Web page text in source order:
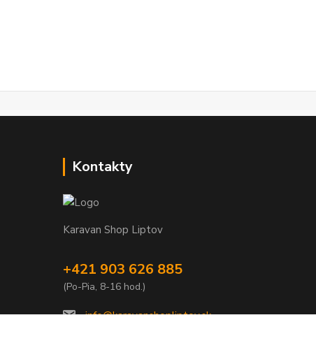
Kontakty
Karavan Shop Liptov
+421 903 626 885
(Po-Pia, 8-16 hod.)
info@karavanshopliptov.sk